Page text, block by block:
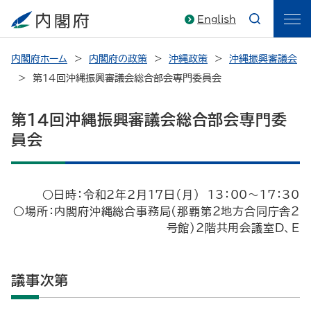
English
内閣府ホーム 内閣府の政策 沖縄政策
沖縄振興審議会
第１４回沖縄振興審議会総合部会専門委員会
第１４回沖縄振興審議会総合部会専門委
員会
○日時：令和2年2月17日（月） 13：00～17：30
○場所：内閣府沖縄総合事務局(那覇第２地方合同庁舎２
号館)２階共用会議室D、E
議事次第